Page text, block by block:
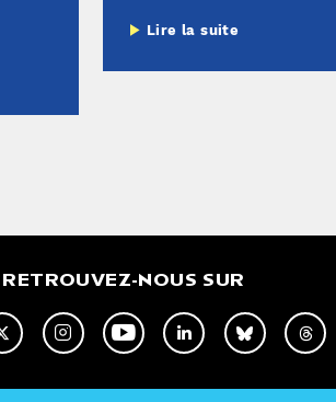
Lire la suite
RETROUVEZ-NOUS SUR